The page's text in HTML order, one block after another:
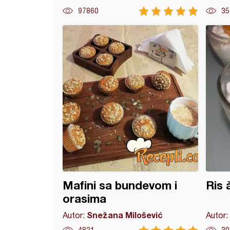
97860
Mafini sa bundevom i
orasima
Autor: Snežana Milošević
Ris
Autor:
cimet rolnice